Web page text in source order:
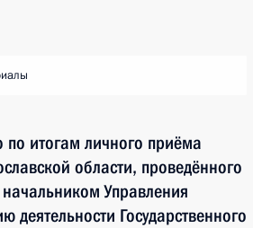
по итогам личного приёма
области, проведённого
Управления
Государственного